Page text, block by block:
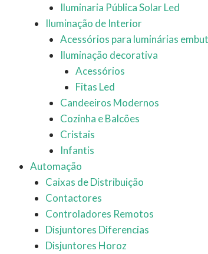
Iluminaria Pública Solar Led
Iluminação de Interior
Acessórios para luminárias
Iluminação decorativa
Acessórios
Fitas Led
Candeeiros Modernos
Cozinha e Balcões
Cristais
Infantis
Automação
Caixas de Distribuição
Contactores
Controladores Remotos
Disjuntores Diferencias
Disjuntores Horoz